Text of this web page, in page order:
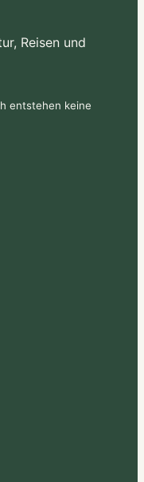
Reisen und
entstehen keine